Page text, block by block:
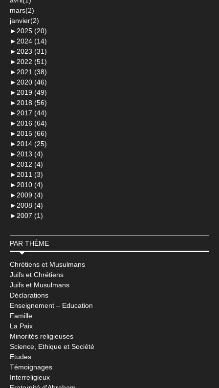
mars(2)
janvier(2)
► 2025 (20)
► 2024 (14)
► 2023 (31)
► 2022 (51)
► 2021 (38)
► 2020 (46)
► 2019 (49)
► 2018 (56)
► 2017 (44)
► 2016 (64)
► 2015 (66)
► 2014 (25)
► 2013 (4)
► 2012 (4)
► 2011 (3)
► 2010 (4)
► 2009 (4)
► 2008 (4)
► 2007 (1)
PAR THÈME
Chrétiens et Musulmans
Juifs et Chrétiens
Juifs et Musulmans
Déclarations
Enseignement – Education
Famille
La Paix
Minorités religieuses
Science, Ethique et Société
Etudes
Témoignages
Interreligieux